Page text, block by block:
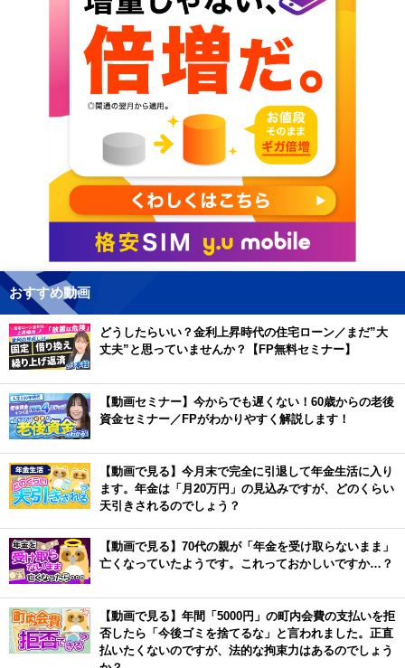
おすすめ動画
どうしたらいい？金利上昇時代の住宅ローン／まだ”大
丈夫”と思っていませんか？【FP無料セミナー】
【動画セミナー】今からでも遅くない！60歳からの老後
資金セミナー／FPがわかりやすく解説します！
【動画で見る】今月末で完全に引退して年金生活に入り
ます。年金は「月20万円」の見込みですが、どのくらい
天引きされるのでしょう？
【動画で見る】70代の親が「年金を受け取らないまま」
亡くなっていたようです。これっておかしいですか…？
【動画で見る】年間「5000円」の町内会費の支払いを拒
否したら「今後ゴミを捨てるな」と言われました。正直
払いたくないのですが、法的な拘束力はあるのでしょう